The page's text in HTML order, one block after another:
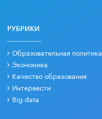
РУБРИКИ
Образовательная политика
Экономика
Качество образования
Интервести
Big data